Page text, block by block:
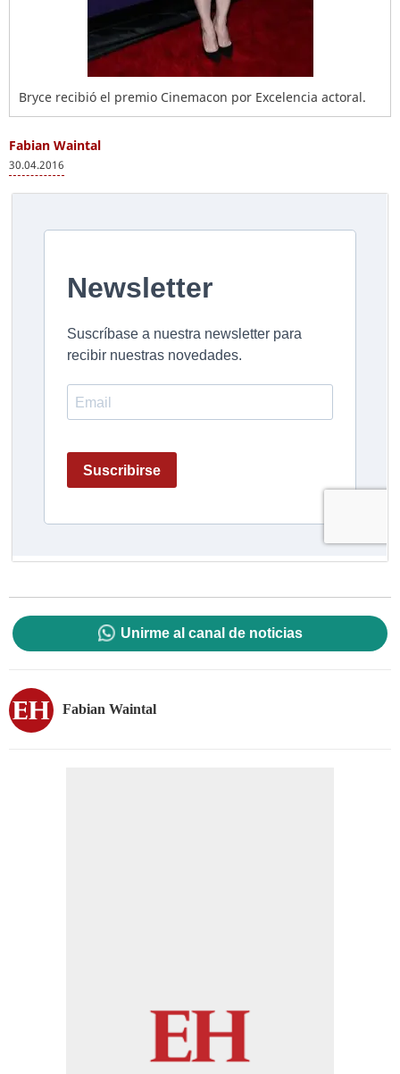
Bryce recibió el premio Cinemacon por Excelencia actoral.
Fabian Waintal
30.04.2016
Unirme al canal de noticias
Fabian Waintal